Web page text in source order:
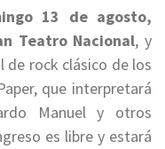
13 de agosto,
Teatro Nacional, y
de rock clásico de los
que interpretará
Manuel y otros
es libre y estará